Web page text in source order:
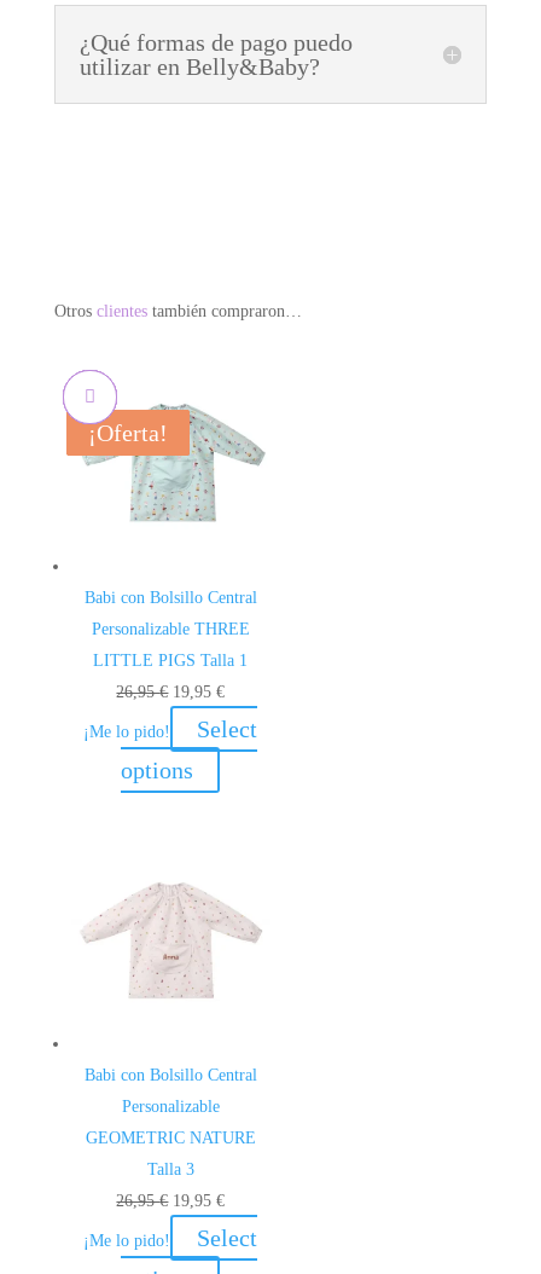
¿Qué formas de pago puedo
utilizar en Belly&Baby?
Otros clientestambién compraron…
¡Oferta!
Babi con Bolsillo Central
Personalizable THREE
LITTLE PIGS Talla 1
26,95€ El
precio
original
19,95€El
precio
actual
¡Me lo pido!
Select
options
¡Oferta!
Babi con Bolsillo Central
Personalizable
GEOMETRIC NATURE
Talla 3
26,95€ El
precio
original
19,95€El
precio
actual
¡Me lo pido!
Select
¡Oferta!
¡Oferta!